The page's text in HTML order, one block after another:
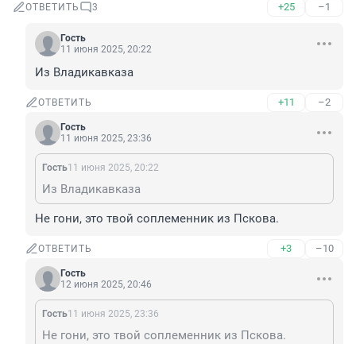
ОТВЕТИТЬ 3 +25 –1
Гость
11 июня 2025, 20:22
Из Владикавказа
ОТВЕТИТЬ +11 –2
Гость
11 июня 2025, 23:36
Гость11 июня 2025, 20:22
Из Владикавказа
Не гони, это твой соплеменник из Пскова.
ОТВЕТИТЬ +3 –10
Гость
12 июня 2025, 20:46
Гость11 июня 2025, 23:36
Не гони, это твой соплеменник из Пскова.